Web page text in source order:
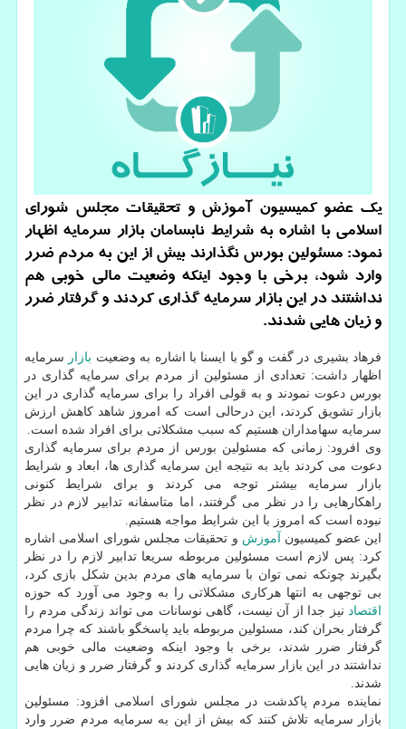
یک عضو کمیسیون آموزش و تحقیقات مجلس شورای
اسلامی با اشاره به شرایط نابسامان بازار سرمایه اظهار
نمود: مسئولین بورس نگذارند بیش از این به مردم ضرر
وارد شود، برخی با وجود اینکه وضعیت مالی خوبی هم
نداشتند در این بازار سرمایه گذاری کردند و گرفتار ضرر
و زیان هایی شدند.
فرهاد بشیری در گفت و گو با ایسنا با اشاره به وضعیت بازار سرمایه
اظهار داشت: تعدادی از مسئولین از مردم برای سرمایه گذاری در
بورس دعوت نمودند و به قولی افراد را برای سرمایه گذاری در این
بازار تشویق کردند، این درحالی است که امروز شاهد کاهش ارزش
سرمایه سهامداران هستیم که سبب مشکلاتی برای افراد شده است.
وی افرود: زمانی که مسئولین بورس از مردم برای سرمایه گذاری
دعوت می کردند باید به نتیجه این سرمایه گذاری ها، ابعاد و شرایط
بازار سرمایه بیشتر توجه می کردند و برای شرایط کنونی
راهکارهایی را در نظر می گرفتند، اما متاسفانه تدابیر لازم در نظر
نبوده است که امروز با این شرایط مواجه هستیم.
این عضو کمیسیون
آموزش و تحقیقات مجلس شورای اسلامی اشاره
کرد: پس لازم است مسئولین مربوطه سریعا تدابیر لازم را در نظر
بگیرند چونکه نمی توان با سرمایه های مردم بدین شکل بازی کرد،
بی توجهی به انتها هرکاری مشکلاتی را به وجود می آورد که حوزه
اقتصاد نیز جدا از آن نیست، گاهی نوسانات می تواند زندگی مردم را
گرفتار بحران کند، مسئولین مربوطه باید پاسخگو باشند که چرا مردم
گرفتار ضرر شدند، برخی با وجود اینکه وضعیت مالی خوبی هم
نداشتند در این بازار سرمایه گذاری کردند و گرفتار ضرر و زیان هایی
شدند.
نماینده مردم پاکدشت در مجلس شورای اسلامی افزود: مسئولین
بازار سرمایه تلاش کنند که بیش از این به سرمایه مردم ضرر وارد